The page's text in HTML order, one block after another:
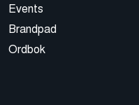
Events
Brandpad
Ordbok